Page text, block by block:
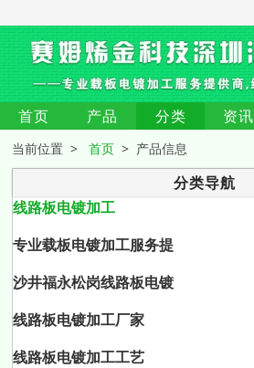
首页 产品 分类 资讯
当前位置 >首页 > 产品信息
分类导航
线路板电镀加工
专业载板电镀加工服务提
沙井福永松岗线路板电镀
线路板电镀加工厂家
线路板电镀加工工艺